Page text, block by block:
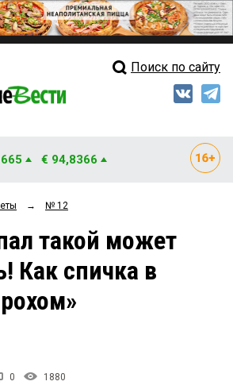
Свежий выпуск
Рейтинги
Блоги
Поиск по сайту
€ 94,8366
→ № 12
такой может
Как спичка в
0 1880